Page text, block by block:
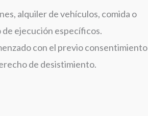
alquiler de vehículos, comida o
ejecución específicos.
con el previo consentimiento
de desistimiento.